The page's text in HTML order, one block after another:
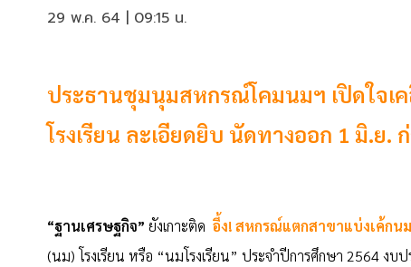
29 พ.ค. 64 | 09:15 น.
ประธานชุมนุมสหกรณ์โคมนมฯ เปิดใจเ
โรงเรียน ละเอียดยิบ นัดทางออก 1 มิ.ย.
“ฐานเศรษฐกิจ” ยังเกาะติด อึ้ง! สหกรณ์แตกสาขาแบ่งเค้กนม
(นม) โรงเรียน หรือ “นมโรงเรียน” ประจำปีการศึกษา 2564